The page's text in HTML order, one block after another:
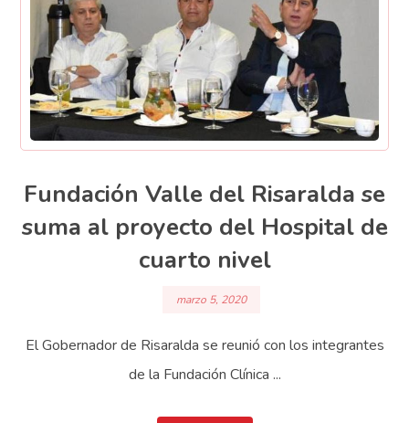
Fundación Valle del Risaralda se
suma al proyecto del Hospital de
cuarto nivel
marzo 5, 2020
El Gobernador de Risaralda se reunió con los integrantes
de la Fundación Clínica ...